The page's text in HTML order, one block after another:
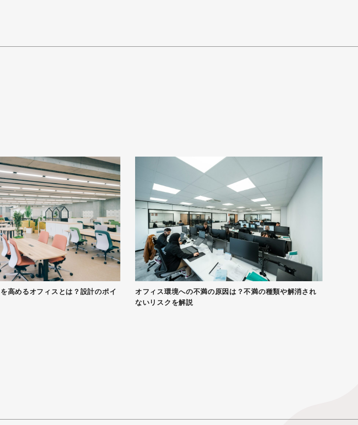
高めるオフィスとは？設計のポイ
オフィス環境への不満の原因は？不満の種類や解消され
ないリスクを解説